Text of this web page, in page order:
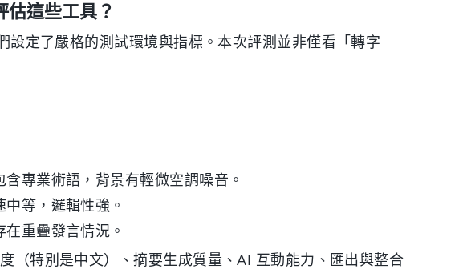
估這些工具？
設定了嚴格的測試環境與指標。本次評測並非僅看「轉字
含專業術語，背景有輕微空調噪音。
中等，邏輯性強。
在重疊發言情況。
（特別是中文）、摘要生成質量、AI 互動能力、匯出與整合